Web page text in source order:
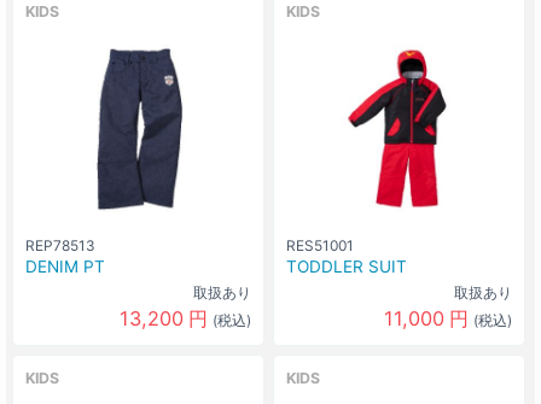
KIDS
REP78513
DENIM PT
取扱あり
13,200 円 (税込)
KIDS
RES51001
TODDLER SUIT
取扱あり
11,000 円 (税込)
KIDS KIDS